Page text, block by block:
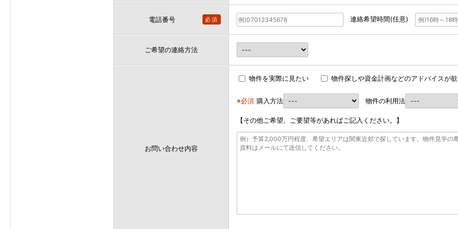
電話番号 必須 連絡希望時間(任意)
ご希望の連絡方法
お問い合わせ内容
物件を実際に見たい 物件探しや資金計画などのアドバイスが
※必須 購入方法 物件の利用法
【その他ご希望、ご要望等があればご記入ください。】